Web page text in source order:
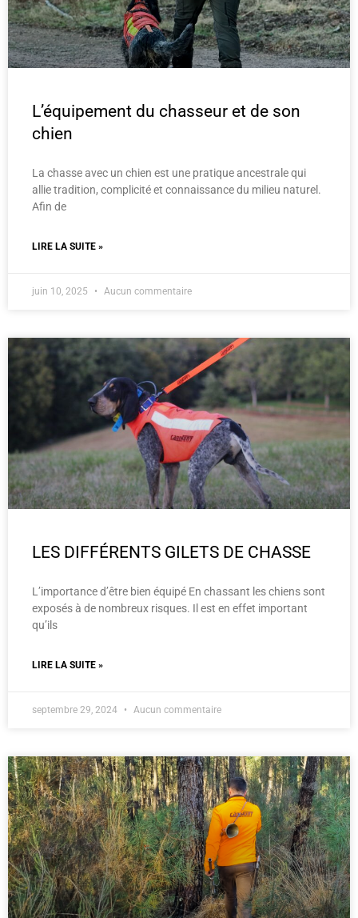
L’équipement du chasseur et de son
chien
La chasse avec un chien est une pratique ancestrale qui
allie tradition, complicité et connaissance du milieu naturel.
Afin de
LIRE LA SUITE »
juin 10, 2025 Aucun commentaire
LES DIFFÉRENTS GILETS DE CHASSE
L’importance d’être bien équipé En chassant les chiens sont
exposés à de nombreux risques. Il est en effet important
qu’ils
LIRE LA SUITE »
septembre 29, 2024 Aucun commentaire